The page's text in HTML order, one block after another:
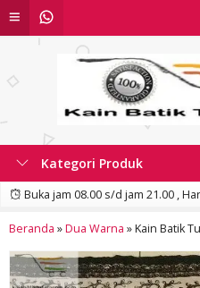
Kategori Produk
Buka jam 08.00 s/d jam 21.00 ,
Beranda »Dua Warna »Kain Batik